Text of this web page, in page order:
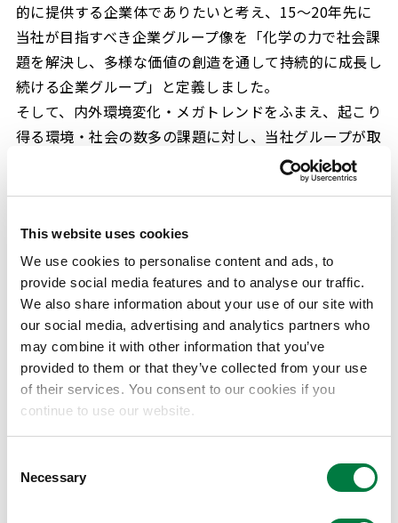
This website uses cookies
We use cookies to personalise content and ads, to
provide social media features and to analyse our traffic.
We also share information about your use of our site with
our social media, advertising and analytics partners who
may combine it with other information that you’ve
provided to them or that they’ve collected from your use
of their services. You consent to our cookies if you
continue to use our website.
Selection
Necessary
的に提供する企業体でありたいと考え、15～20年先に
当社が目指すべき企業グループ像を「化学の力で社会課
題を解決し、多様な価値の創造を通して持続的に成長し
続ける企業グループ」と定義しました。
そして、内外環境変化・メガトレンドをふまえ、起こり
得る環境・社会の数多の課題に対し、当社グループが取
り組む方向性として、我々の貢献を通じて目指す3つの
との調和」を掲げる企業グループ理念に基づき、資源の
有効活用と環境負荷の軽減に資する製品・サービスの提
供を通じ、「環境と調和した循環型社会」の実現を目指
します。
2つ目は、「健康・安心にくらせる快適社会」。企業グ
ループ理念の社会貢献5項目「人類福祉の増進」に基づ
き、様々な環境の変化においてもあらゆる人々の健康・
安心、そしてくらしの快適性向上に資する製品・サービ
スの提供を通じ、「健康・安心にくらせる快適社会」の
そして、3つ目は、「多様な価値を生み出す包摂社